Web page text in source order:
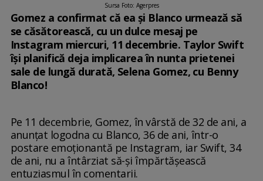
Sursa Foto: Agerpres
Gomez a confirmat că ea și Blanco urmează să
se căsătorească, cu un dulce mesaj pe
Instagram miercuri, 11 decembrie. Taylor Swift
își planifică deja implicarea în nunta prietenei
sale de lungă durată, Selena Gomez, cu Benny
Blanco!
Pe 11 decembrie, Gomez, în vârstă de 32 de ani, a
anunțat logodna cu Blanco, 36 de ani, într-o
postare emoționantă pe Instagram, iar Swift, 34
de ani, nu a întârziat să-și împărtășească
entuziasmul în comentarii.